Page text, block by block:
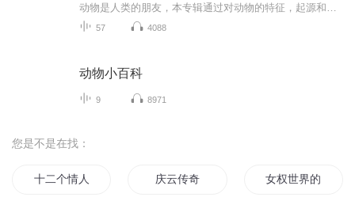
57 4088
动物小百科
9 8971
您是不是在找：
十二个情人节 庆云传奇 女权世界的文抄公